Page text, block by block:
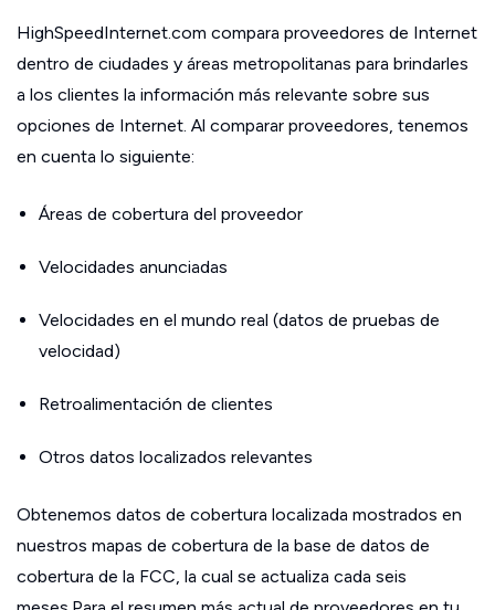
HighSpeedInternet.com compara proveedores de Internet
dentro de ciudades y áreas metropolitanas para brindarles
a los clientes la información más relevante sobre sus
opciones de Internet. Al comparar proveedores, tenemos
en cuenta lo siguiente:
Áreas de cobertura del proveedor
Velocidades anunciadas
Velocidades en el mundo real (datos de pruebas de
velocidad)
Retroalimentación de clientes
Otros datos localizados relevantes
Obtenemos datos de cobertura localizada mostrados en
nuestros mapas de cobertura de la base de datos de
cobertura de la FCC, la cual se actualiza cada seis